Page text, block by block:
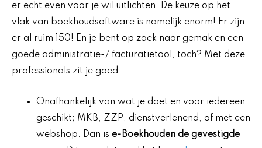
er echt even voor je wil uitlichten. De keuze op het
vlak van boekhoudsoftware is namelijk enorm! Er zijn
er al ruim 150! En je bent op zoek naar gemak en een
goede administratie-/ facturatietool, toch? Met deze
professionals zit je goed:
Onafhankelijk van wat je doet en voor iedereen
geschikt; MKB, ZZP, dienstverlenend, of met een
webshop. Dan is e-Boekhouden de gevestigde